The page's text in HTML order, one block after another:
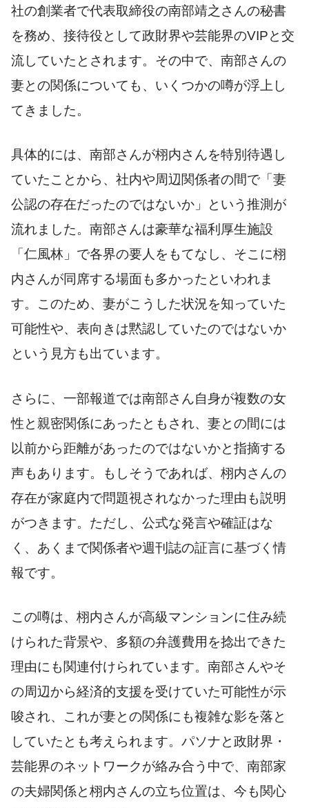
社の創業者で代表取締役の南部靖之さんの秘書
を務め、接待役として政財界や芸能界のVIPと交
流していたとされます。その中で、南部さんの
妻との関係についても、いくつかの噂が浮上し
てきました。
具体的には、南部さんが栩内さんを特別待遇し
ていたことから、社内や周辺関係者の間で「妻
公認の存在だったのではないか」という推測が
流れました。南部さんは豪華な福利厚生施設
「仁風林」で各界の要人をもてなし、そこに栩
内さんが同席する場面も多かったといわれま
す。このため、妻がこうした状況を知っていた
可能性や、表向きは黙認していたのではないか
という見方も出ています。
さらに、一部報道では南部さん自身が複数の女
性と親密関係にあったともされ、妻との間には
以前から距離があったのではないかと指摘する
声もあります。もしそうであれば、栩内さんの
存在が家庭内で問題視されなかった理由も説明
がつきます。ただし、公式な発言や確証はな
く、あくまで関係者や週刊誌の証言に基づく情
報です。
この噂は、栩内さんが高級マンションに住み続
けられた背景や、多額の弁護費用を捻出できた
理由にも関連付けられています。南部さんやそ
の周辺から経済的支援を受けていた可能性が示
唆され、これが妻との関係にも複雑な影を落と
していたとも考えられます。パソナと政財界・
芸能界のネットワークが絡み合う中で、南部家
の夫婦関係と栩内さんの立ち位置は、今も関心